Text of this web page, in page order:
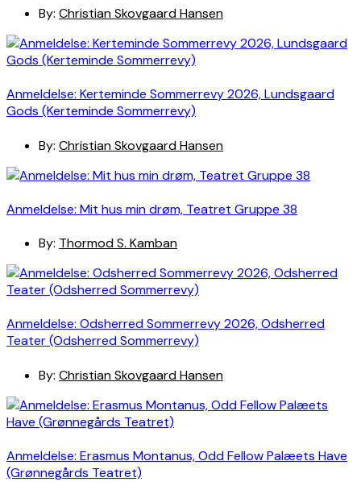
By: Christian Skovgaard Hansen
Anmeldelse: Kerteminde Sommerrevy 2026, Lundsgaard
Gods (Kerteminde Sommerrevy)
By: Christian Skovgaard Hansen
Anmeldelse: Mit hus min drøm, Teatret Gruppe 38
By: Thormod S. Kamban
Anmeldelse: Odsherred Sommerrevy 2026, Odsherred
Teater (Odsherred Sommerrevy)
By: Christian Skovgaard Hansen
Anmeldelse: Erasmus Montanus, Odd Fellow Palæets Have
(Grønnegårds Teatret)